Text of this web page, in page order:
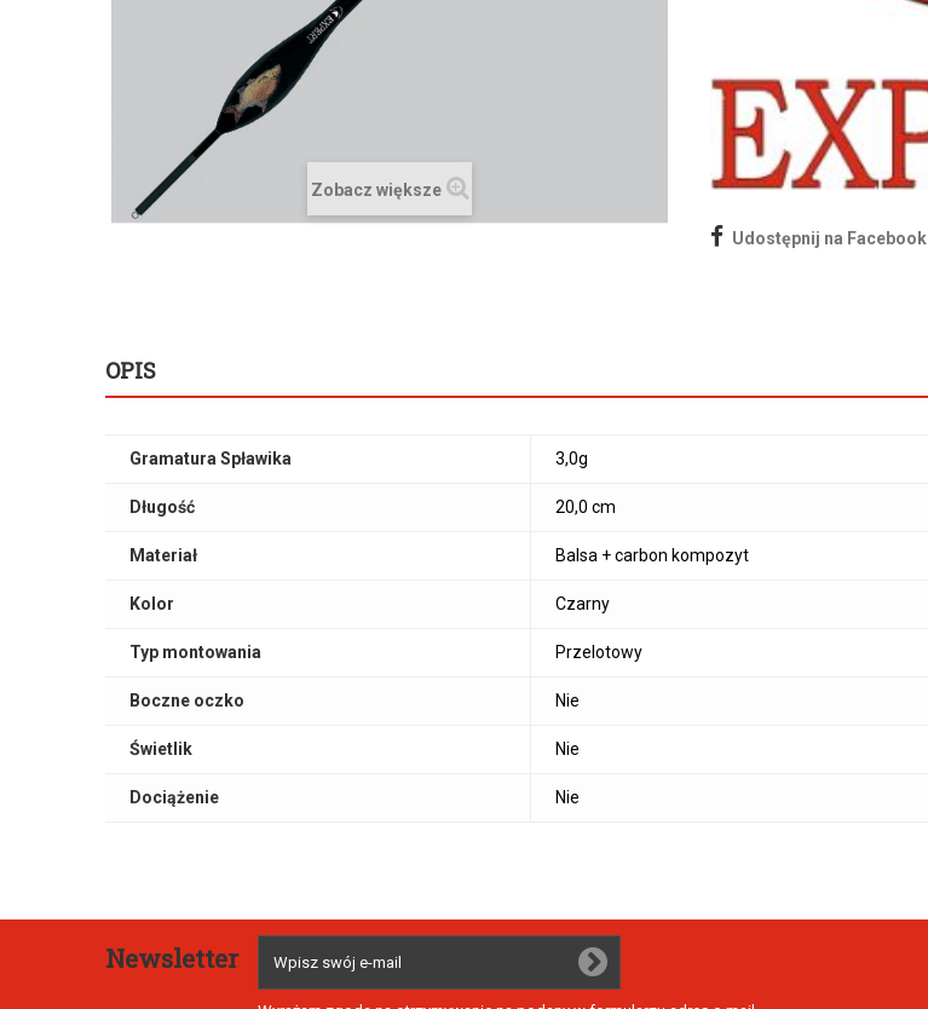
Zobacz większe
Udostępnij na Facebook
OPIS
Gramatura Spławika 3,0g
Długość 20,0 cm
Materiał Balsa + carbon kompozyt
Kolor Czarny
Typ montowania Przelotowy
Boczne oczko Nie
Świetlik Nie
Dociążenie Nie
Newsletter